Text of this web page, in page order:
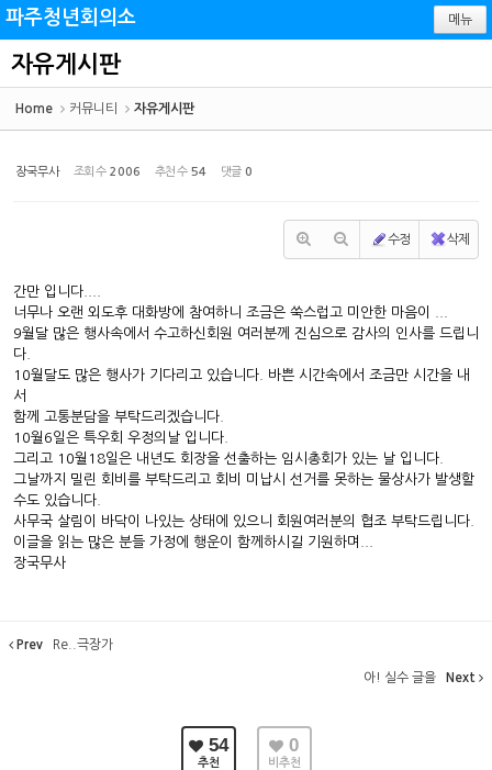
파주청년회의소 메뉴
자유게시판
Home 커뮤니티 자유게시판
장국무사 조회 수 2006 추천 수 54 댓글 0
수정 삭제
간만 입니다....
너무나 오랜 외도후 대화방에 참여하니 조금은 쑥스럽고 미안한 마음이 ...
9월달 많은 행사속에서 수고하신회원 여러분께 진심으로 감사의 인사를 드립니
다.
10월달도 많은 행사가 기다리고 있습니다. 바쁜 시간속에서 조금만 시간을 내
서
함께 고통분담을 부탁드리겠습니다.
10월6일은 특우회 우정의날 입니다.
그리고 10월18일은 내년도 회장을 선출하는 임시총회가 있는 날 입니다.
그날까지 밀린 회비를 부탁드리고 회비 미납시 선거를 못하는 물상사가 발생할
수도 있습니다.
사무국 살림이 바닥이 나있는 상태에 있으니 회원여러분의 협조 부탁드립니다.
이글을 읽는 많은 분들 가정에 행운이 함께하시길 기원하며...
장국무사
Prev Re..극장가
아! 실수 글을 Next
54
추천
0
비추천